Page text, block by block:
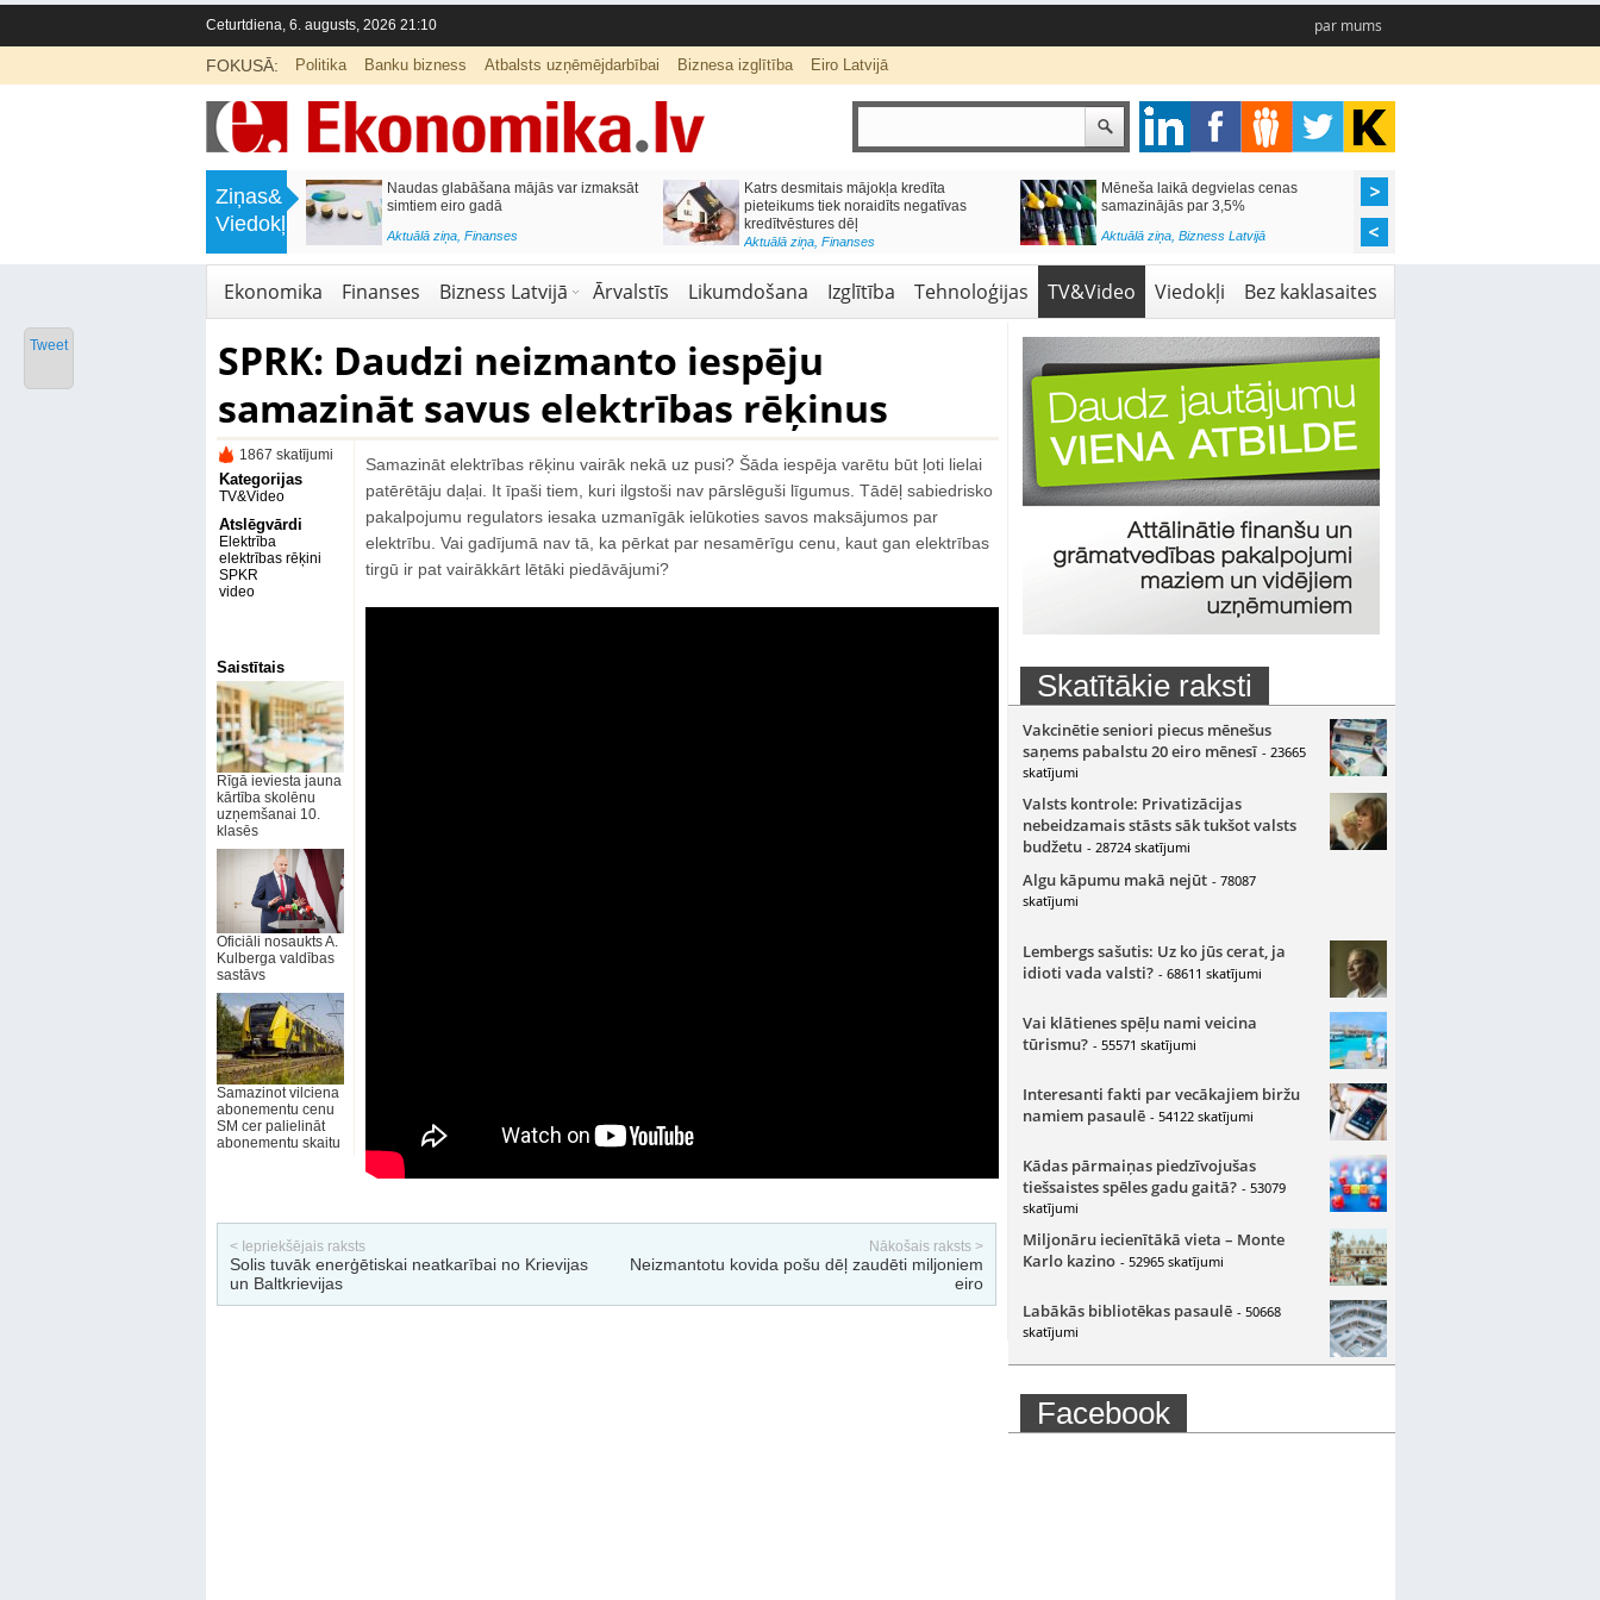
Ceturtdiena, 6. augusts, 2026 21:10 par mums
FOKUSĀ: Politika Banku bizness Atbalsts uzņēmējdarbībai Biznesa izglītība Eiro Latvijā
Ziņas&
Viedokļi
Septiņos mēnešos Vivi vilcienos
pārvadāti 12 miljoni pasažieru; jūlijā
Naudas glabāšana mājās var izmaksāt
simtiem eiro gadā
Aktuālā ziņa, Finanses
Katrs desmitais mājokļa kredīta
pieteikums tiek noraidīts negatīvas
kredītvēstures dēļ
Aktuālā ziņa, Finanses
Mēneša laikā degvielas cenas
samazinājās par 3,5%
Aktuālā ziņa, Bizness Latvijā
Ekonomika Finanses Bizness Latvijā Ārvalstīs Likumdošana Izglītība Tehnoloģijas TV&Video Viedokļi Bez kaklasaites
SPRK: Daudzi neizmanto iespēju
samazināt savus elektrības rēķinus
1867 skatījumi
Kategorijas
TV&Video
Atslēgvārdi
Elektrība
elektrības rēķini
SPKR
video
Saistītais
Rīgā ieviesta jauna
kārtība skolēnu
uzņemšanai 10.
klasēs
Oficiāli nosaukts A.
Kulberga valdības
sastāvs
Samazinot vilciena
abonementu cenu
SM cer palielināt
abonementu skaitu
Samazināt elektrības rēķinu vairāk nekā uz pusi? Šāda iespēja varētu būt ļoti lielai
patērētāju daļai. It īpaši tiem, kuri ilgstoši nav pārslēguši līgumus. Tādēļ sabiedrisko
pakalpojumu regulators iesaka uzmanīgāk ielūkoties savos maksājumos par
elektrību. Vai gadījumā nav tā, ka pērkat par nesamērīgu cenu, kaut gan elektrības
tirgū ir pat vairākkārt lētāki piedāvājumi?
< Iepriekšējais raksts
Solis tuvāk enerģētiskai neatkarībai no Krievijas
un Baltkrievijas
Nākošais raksts >
Neizmantotu kovida pošu dēļ zaudēti miljoniem
eiro
Skatītākie raksti
Vakcinētie seniori piecus mēnešus
saņems pabalstu 20 eiro mēnesī - 23665
skatījumi
Valsts kontrole: Privatizācijas
nebeidzamais stāsts sāk tukšot valsts
budžetu - 28724 skatījumi
Algu kāpumu makā nejūt - 78087
skatījumi
Lembergs sašutis: Uz ko jūs cerat, ja
idioti vada valsti? - 68611 skatījumi
Vai klātienes spēļu nami veicina
tūrismu? - 55571 skatījumi
Interesanti fakti par vecākajiem biržu
namiem pasaulē - 54122 skatījumi
Kādas pārmaiņas piedzīvojušas
tiešsaistes spēles gadu gaitā? - 53079
skatījumi
Miljonāru iecienītākā vieta – Monte
Karlo kazino - 52965 skatījumi
Labākās bibliotēkas pasaulē - 50668
skatījumi
Facebook
Tweet